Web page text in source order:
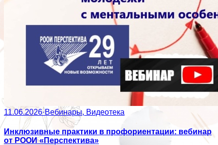
11.06.2026·Вебинары, Видеотека
Инклюзивные практики в профориентации: вебинар
от РООИ «Перспектива»